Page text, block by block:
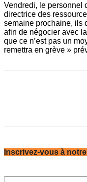
Vendredi, le personnel
directrice des
semaine prochaine, ils
afin de négocier avec
que ce n’est pas un
remettra en grève »
Inscrivez-vous à